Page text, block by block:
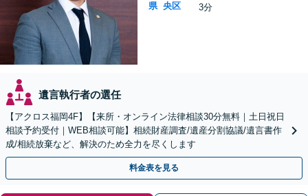
県 央区
3分
遺言執行者の選任
【アクロス福岡4F】【来所・オンライン法律相談30分無料｜土日祝日
相談予約受付｜WEB相談可能】相続財産調査/遺産分割協議/遺言書作
成/相続放棄など、解決のため全力を尽くします
料金表を見る